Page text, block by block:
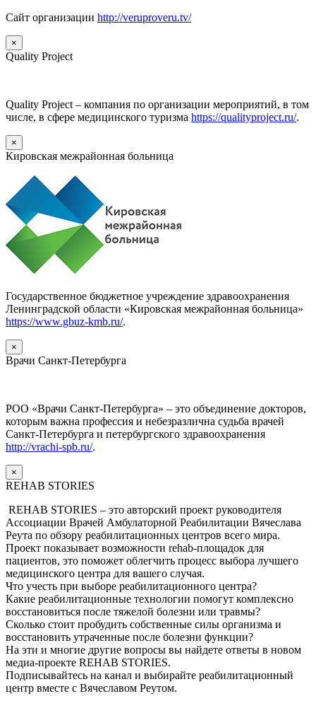
Сайт организации http://veruproveru.tv/
×
Quality Project
Quality Project – компания по организации мероприятий, в том
числе, в сфере медицинского туризма https://qualityproject.ru/.
×
Кировская межрайонная больница
Государственное бюджетное учреждение здравоохранения
Ленинградской области «Кировская межрайонная больница»
https://www.gbuz-kmb.ru/.
×
Врачи Санкт-Петербурга
РОО «Врачи Санкт-Петербурга» – это объединение докторов,
которым важна профессия и небезразлична судьба врачей
Санкт-Петербурга и петербургского здравоохранения
http://vrachi-spb.ru/.
×
REHAB STORIES
REHAB STORIES – это авторский проект руководителя
Ассоциации Врачей Амбулаторной Реабилитации Вячеслава
Реута по обзору реабилитационных центров всего мира.
Проект показывает возможности rehab-площадок для
пациентов, это поможет облегчить процесс выбора лучшего
медицинского центра для вашего случая.
Что учесть при выборе реабилитационного центра?
Какие реабилитационные технологии помогут комплексно
восстановиться после тяжелой болезни или травмы?
Сколько стоит пробудить собственные силы организма и
восстановить утраченные после болезни функции?
На эти и многие другие вопросы вы найдете ответы в новом
медиа-проекте REHAB STORIES.
Подписывайтесь на канал и выбирайте реабилитационный
центр вместе с Вячеславом Реутом.